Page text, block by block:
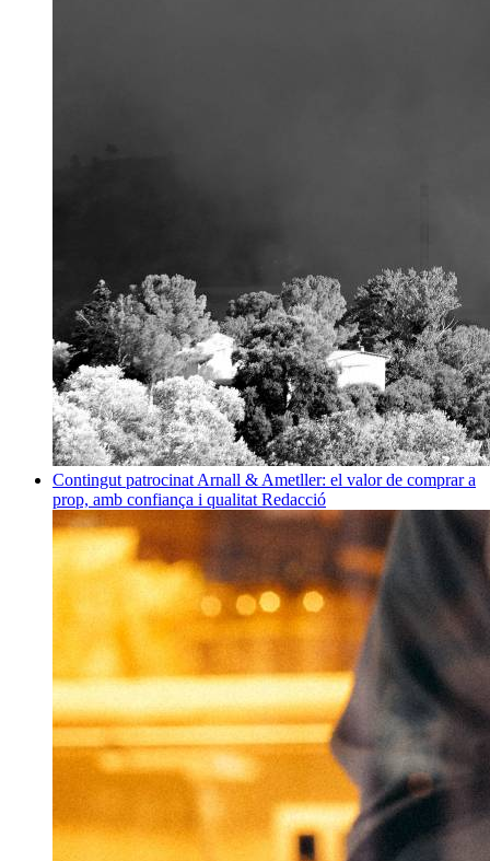
Contingut patrocinat Arnall & Ametller: el valor de comprar a
prop, amb confiança i qualitat Redacció